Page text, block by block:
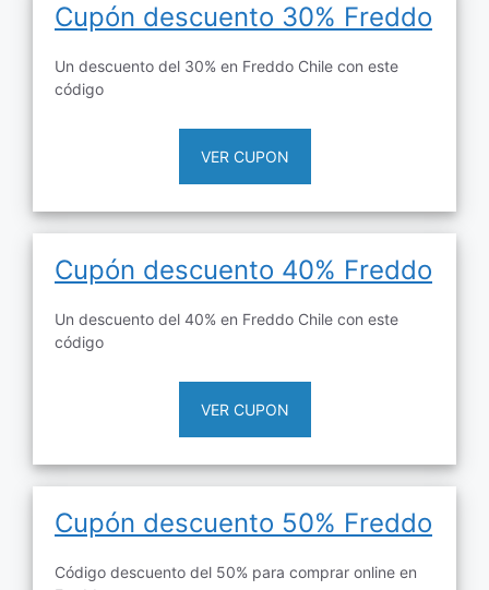
Cupón descuento 30% Freddo
Un descuento del 30% en Freddo Chile con este
código
VER CUPON
Cupón descuento 40% Freddo
Un descuento del 40% en Freddo Chile con este
código
VER CUPON
Cupón descuento 50% Freddo
Código descuento del 50% para comprar online en